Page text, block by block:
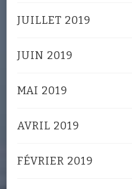
JUILLET 2019
JUIN 2019
MAI 2019
AVRIL 2019
FÉVRIER 2019